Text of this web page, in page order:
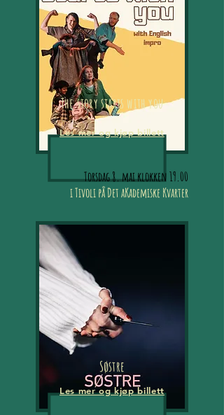
Søstre
Les mer og kjøp billett
The story starts with you
Les mer og kjøp billett
Torsdag 8. mai klokken 19.00
i Tivoli på Det aKademiske Kvarter